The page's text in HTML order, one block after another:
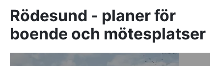
Rödesund - planer för
boende och mötesplatser